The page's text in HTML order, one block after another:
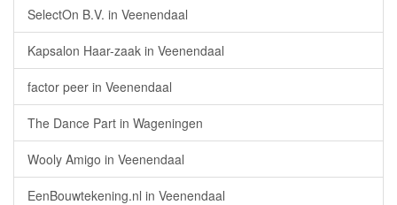
SelectOn B.V. in Veenendaal
Kapsalon Haar-zaak in Veenendaal
factor peer in Veenendaal
The Dance Part in Wageningen
Wooly Amigo in Veenendaal
EenBouwtekening.nl in Veenendaal